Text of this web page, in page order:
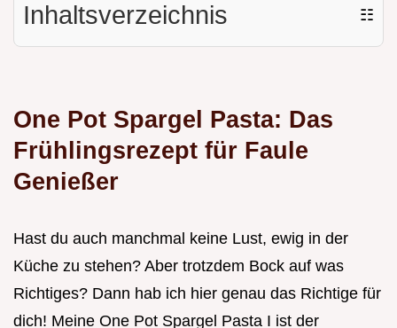
Inhaltsverzeichnis ☷
One Pot Spargel Pasta: Das
Frühlingsrezept für Faule
Genießer
Hast du auch manchmal keine Lust, ewig in der
Küche zu stehen? Aber trotzdem Bock auf was
Richtiges? Dann hab ich hier genau das Richtige für
dich! Meine One Pot Spargel Pasta I ist der